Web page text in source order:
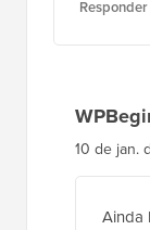
Responder
10 de jan.
Ainda